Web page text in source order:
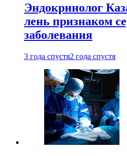
Эндокринолог
лень признаком
заболевания
3 года спустя2 года спустя